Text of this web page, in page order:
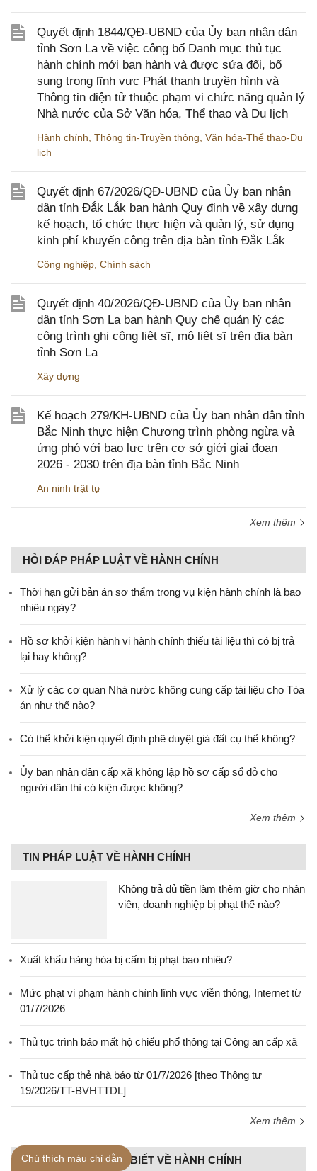
Quyết định 1844/QĐ-UBND của Ủy ban nhân dân
tỉnh Sơn La về việc công bố Danh mục thủ tục
hành chính mới ban hành và được sửa đổi, bổ
sung trong lĩnh vực Phát thanh truyền hình và
Thông tin điện tử thuộc phạm vi chức năng quản lý
Nhà nước của Sở Văn hóa, Thể thao và Du lịch
Hành chính Thông tin-Truyền thông Văn hóa-Thể thao-Du
lịch
Quyết định 67/2026/QĐ-UBND của Ủy ban nhân
dân tỉnh Đắk Lắk ban hành Quy định về xây dựng
kế hoạch, tổ chức thực hiện và quản lý, sử dụng
kinh phí khuyến công trên địa bàn tỉnh Đắk Lắk
Công nghiệp Chính sách
Quyết định 40/2026/QĐ-UBND của Ủy ban nhân
dân tỉnh Sơn La ban hành Quy chế quản lý các
công trình ghi công liệt sĩ, mộ liệt sĩ trên địa bàn
tỉnh Sơn La
Xây dựng
Kế hoạch 279/KH-UBND của Ủy ban nhân dân tỉnh
Bắc Ninh thực hiện Chương trình phòng ngừa và
ứng phó với bạo lực trên cơ sở giới giai đoạn
2026 - 2030 trên địa bàn tỉnh Bắc Ninh
An ninh trật tự
Xem thêm
HỎI ĐÁP PHÁP LUẬT VỀ HÀNH CHÍNH
Thời hạn gửi bản án sơ thẩm trong vụ kiện hành chính là bao
nhiêu ngày?
Hồ sơ khởi kiện hành vi hành chính thiếu tài liệu thì có bị trả
lại hay không?
Xử lý các cơ quan Nhà nước không cung cấp tài liệu cho Tòa
án như thế nào?
Có thể khởi kiện quyết định phê duyệt giá đất cụ thể không?
Ủy ban nhân dân cấp xã không lập hồ sơ cấp sổ đỏ cho
người dân thì có kiện được không?
Xem thêm
TIN PHÁP LUẬT VỀ HÀNH CHÍNH
Không trả đủ tiền làm thêm giờ cho nhân
viên, doanh nghiệp bị phạt thế nào?
Xuất khẩu hàng hóa bị cấm bị phạt bao nhiêu?
Mức phạt vi phạm hành chính lĩnh vực viễn thông, Internet từ
01/7/2026
Thủ tục trình báo mất hộ chiếu phổ thông tại Công an cấp xã
Thủ tục cấp thẻ nhà báo từ 01/7/2026 [theo Thông tư
19/2026/TT-BVHTTDL]
Xem thêm
CÁC QUY ĐỊNH CẦN BIẾT VỀ HÀNH CHÍNH
Chú thích màu chỉ dẫn